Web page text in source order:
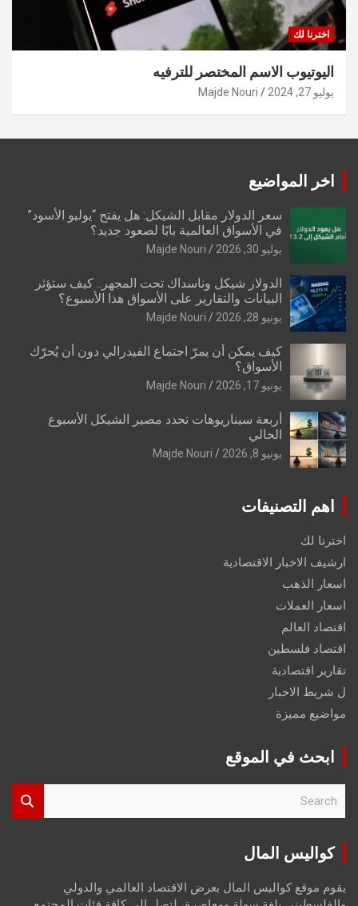
اخترنا لك
اليوتيوب الاسم المختصر للترفيه
يوليو 27, 2024 Majde Nouri
اخر المواضيع
سعر الدولار مقابل الشيكل: هل يفتح “يوليو الأسود”
في الأسواق العالمية بابًا لصعود جديد؟
يوليو 30, 2026 Majde Nouri
الدولار شيكل وناسداك تحت المجهر.. كيف ستؤثر
البيانات والتقارير على الأسواق هذا الأسبوع؟
يونيو 28, 2026 Majde Nouri
كيف يمكن أن يمرّ اجتماع الفيدرالي دون أن يُحرّك
الأسواق؟
يونيو 17, 2026 Majde Nouri
أربعة سيناريوهات تحدد مصير الشيكل الأسبوع
الحالي
يونيو 8, 2026 Majde Nouri
اهم التصنيفات
اخترنا لك
ارشيف الاخبار الاقتصادية
اسعار الذهب
اسعار العملات
اقتصاد العالم
اقتصاد فلسطين
تقارير اقتصادية
ل شريط الاخبار
مواضيع مميزة
ابحث في الموقع
r
كواليس المال
يقوم موقع كواليس المال بعرض الاقتصاد العالمي والدولي